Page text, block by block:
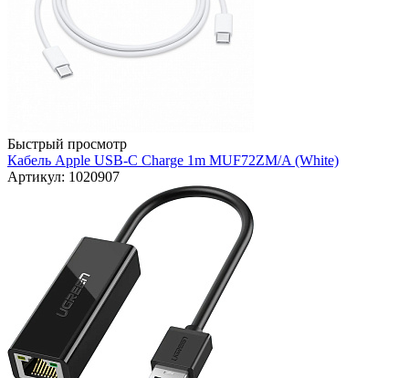
Быстрый просмотр
Кабель Apple USB-C Charge 1m MUF72ZM/A (White)
Артикул: 1020907